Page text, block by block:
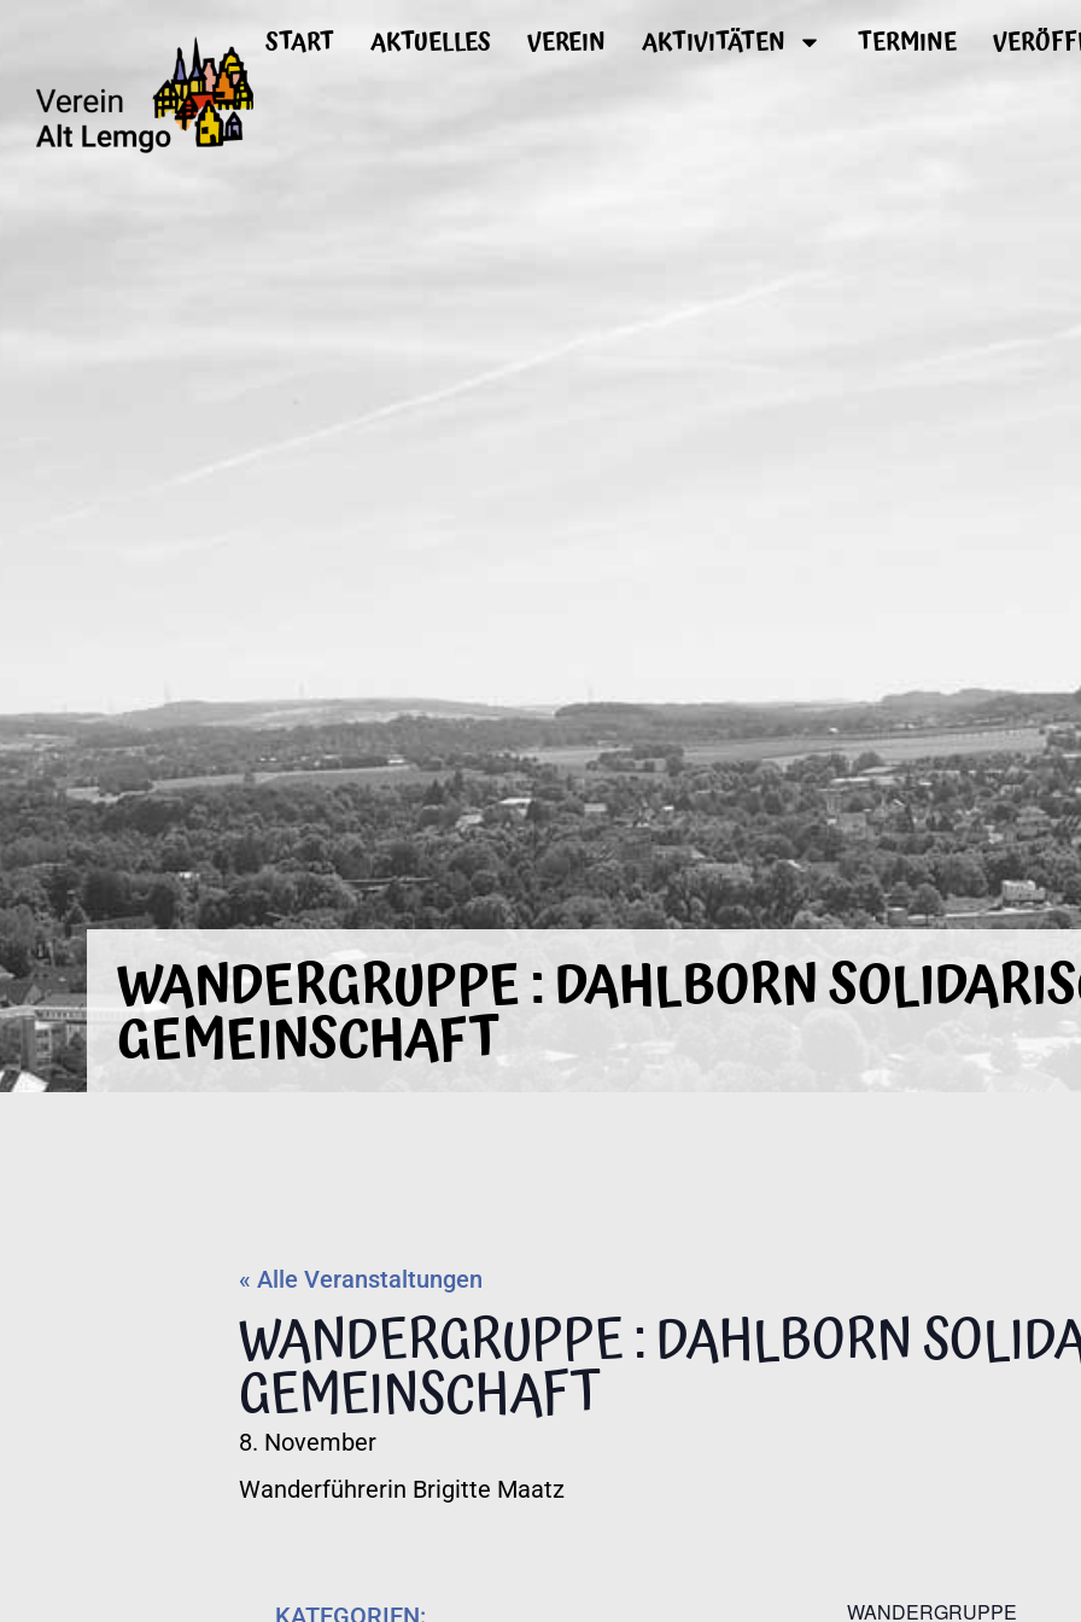
START AKTUELLES VEREIN AKTIVITÄTEN TERMINE
WANDERGRUPPE : DAHLBORN
GEMEINSCHAFT
« Alle Veranstaltungen
WANDERGRUPPE : DAHLBORN
GEMEINSCHAFT
8. November
Wanderführerin Brigitte Maatz
WANDERGRUPPE